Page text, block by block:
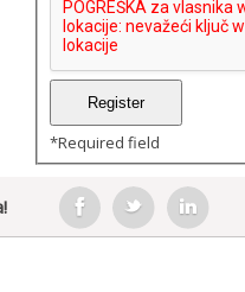
*Required field